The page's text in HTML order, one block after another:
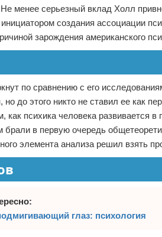
менее серьезный вклад Холл
создания ассоциации
зарождения американского
по сравнению с его
но до этого никто не ставил ее как
как психика человека развивается
в первую очередь
элемента анализа решил взять
глаз: психология